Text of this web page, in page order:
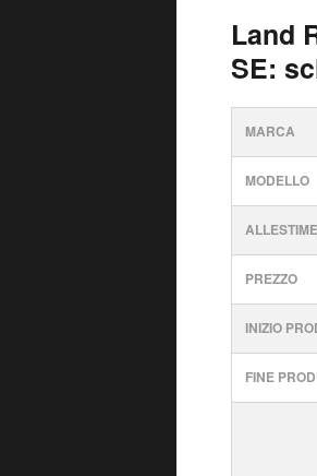
Land
SE:
MARCA
MODELLO
PREZZO
INIZIO
FINE